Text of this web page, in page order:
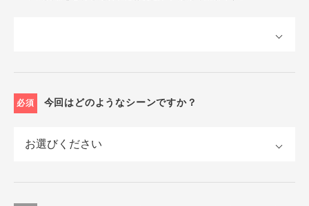
必須 今回はどのようなシーンですか？